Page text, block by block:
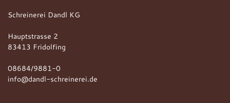
Schreinerei Dandl KG
Hauptstrasse 2
83413 Fridolfing
08684/9881-0
info@dandl-schreinerei.de